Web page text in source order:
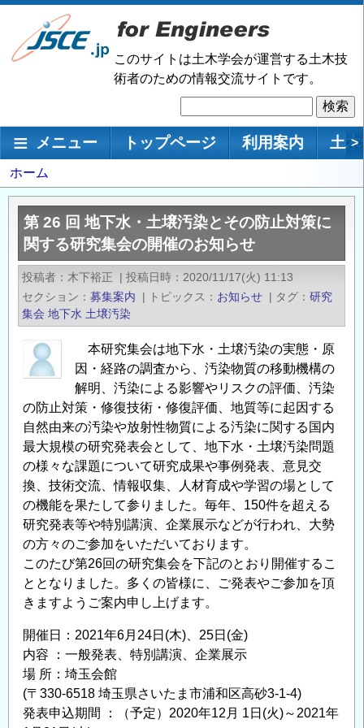
メ
ン
移
このサイトは土木学会が運営する土木技
術者のための情報交流サイトです。
索
メインナビゲーション
メニュー トップページ 利用案内 土 >
パ
ン
く
ず
ホーム
第 26 回 地下水・土壌汚染とその防止対策に
関する研究集会の開催のお知らせ
投稿者 木下裕正 | 投稿日時
2020/11/17(火) 11:13
セクション
募集案内 | トピックス お知らせ | タグ
研究
集会 地下水 土壌汚染
本研究集会は地下水・土壌汚染の実態・原
因・経路の調査から、汚染物質の移動機構の
解明、汚染による影響やリスクの評価、汚染
の防止対策・修復技術・修復評価、地質等に起因する
自然由来の汚染や放射性物質による汚染に関する国内
最大規模の研究発表会として、地下水・土壌汚染問題
の様々な課題について研究成果や事例発表、意見交
換、技術交流、情報収集、人材育成や学習の場として
の機能を果たして参りました。毎年、150件を超える
研究発表等や特別講演、企業展示などが行われ、大勢
の方々のご参加をいただいております。
このたび第26回の研究集会を下記のとおり開催するこ
ととなりました。多くの皆様に、ご発表やご参加を頂
きますようご案内申し上げます。
開催日：2021年6月24日(木)、25日(金)
内容 ：一般発表、特別講演、企業展示
場 所：埼玉会館
(〒330-6518 埼玉県さいたま市浦和区高砂3-1-4)
発表申込期間 ：（予定）2020年12月 1日(火)～2021年